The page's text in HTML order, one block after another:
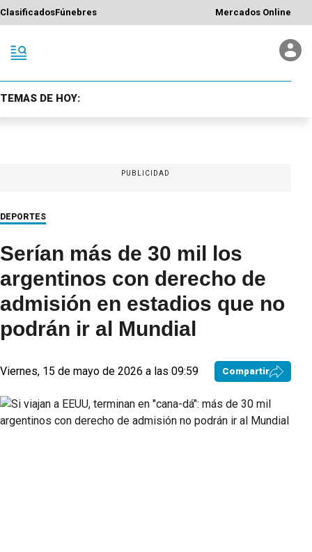
ClasificadosFúnebres Mercados Online
TEMAS DE HOY:
PUBLICIDAD
DEPORTES
Serían más de 30 mil los
argentinos con derecho de
admisión en estadios que no
podrán ir al Mundial
Viernes, 15 de mayo de 2026 a las 09:59 Compartir